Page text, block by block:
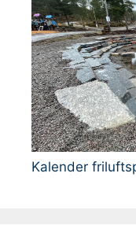
Kalender